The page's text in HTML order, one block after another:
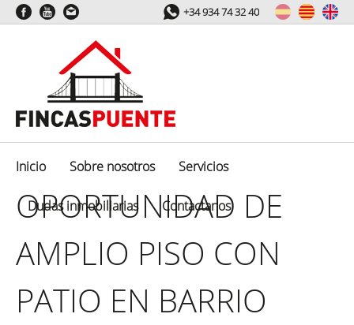
OPORTUNIDAD DE
AMPLIO PISO CON
PATIO EN BARRIO
+34 934 74 32 40
Inicio Sobre nosotros Servicios
Dudas inmobiliarias Contactanos